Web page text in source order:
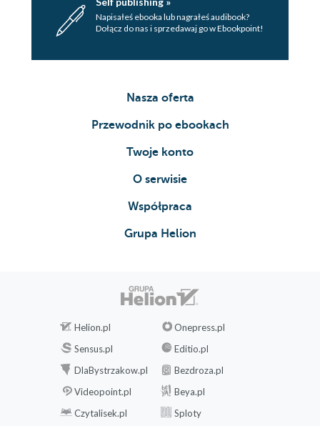
Napisałeś ebooka lub nagrałeś audibook?
Dołącz do nas i sprzedawaj go w Ebookpoint!
Nasza oferta
Przewodnik po ebookach
Twoje konto
O serwisie
Współpraca
Grupa Helion
Helion.pl
Onepress.pl
Sensus.pl
Editio.pl
DlaBystrzakow.pl
Bezdroza.pl
Videopoint.pl
Beya.pl
Czytalisek.pl
Sploty